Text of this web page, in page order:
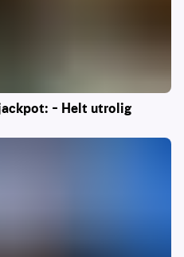
– Helt utrolig